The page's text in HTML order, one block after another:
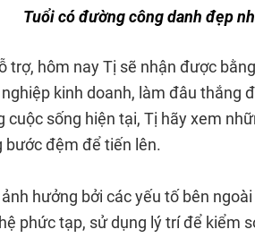
Tuổi có đường công danh đẹp
trợ, hôm nay Tị sẽ nhận được
kinh doanh, làm đâu thắng
cuộc sống hiện tại, Tị hãy xem
bước đệm để tiến lên.
hưởng bởi các yếu tố bên
phức tạp, sử dụng lý trí để kiểm